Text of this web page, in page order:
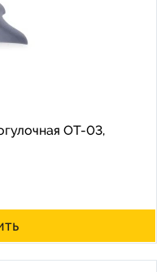
ОТ-03,